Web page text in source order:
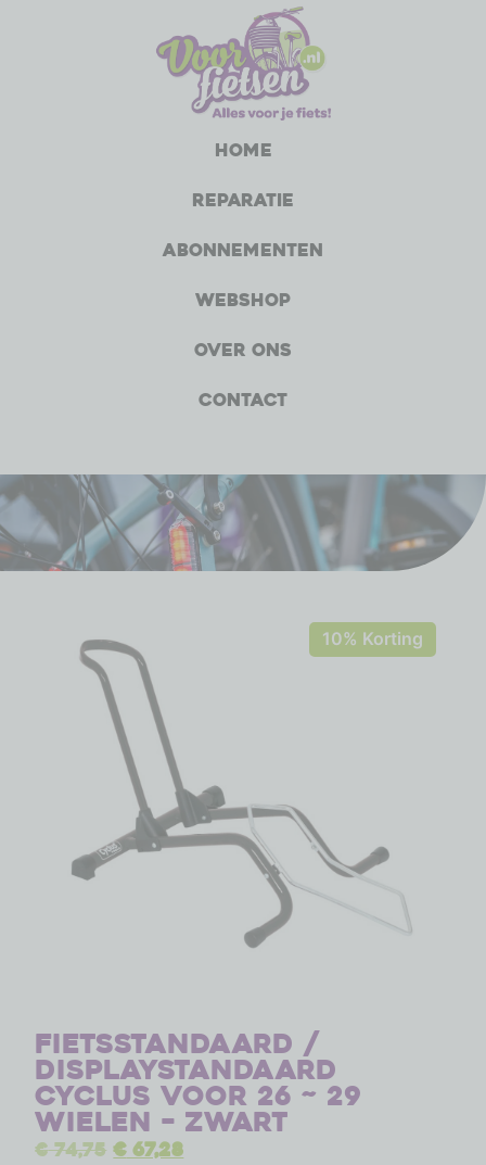
Home
Reparatie
Abonnementen
Webshop
Over ons
Contact
10% Korting
Fietsstandaard /
displaystandaard
Cyclus voor 26 ~ 29
wielen – zwart
€74,75 €67,28